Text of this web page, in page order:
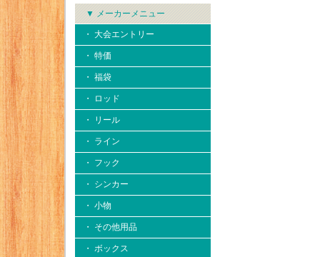
▼ メーカーメニュー
・ 大会エントリー
・ 特価
・ 福袋
・ ロッド
・ リール
・ ライン
・ フック
・ シンカー
・ 小物
・ その他用品
・ ボックス